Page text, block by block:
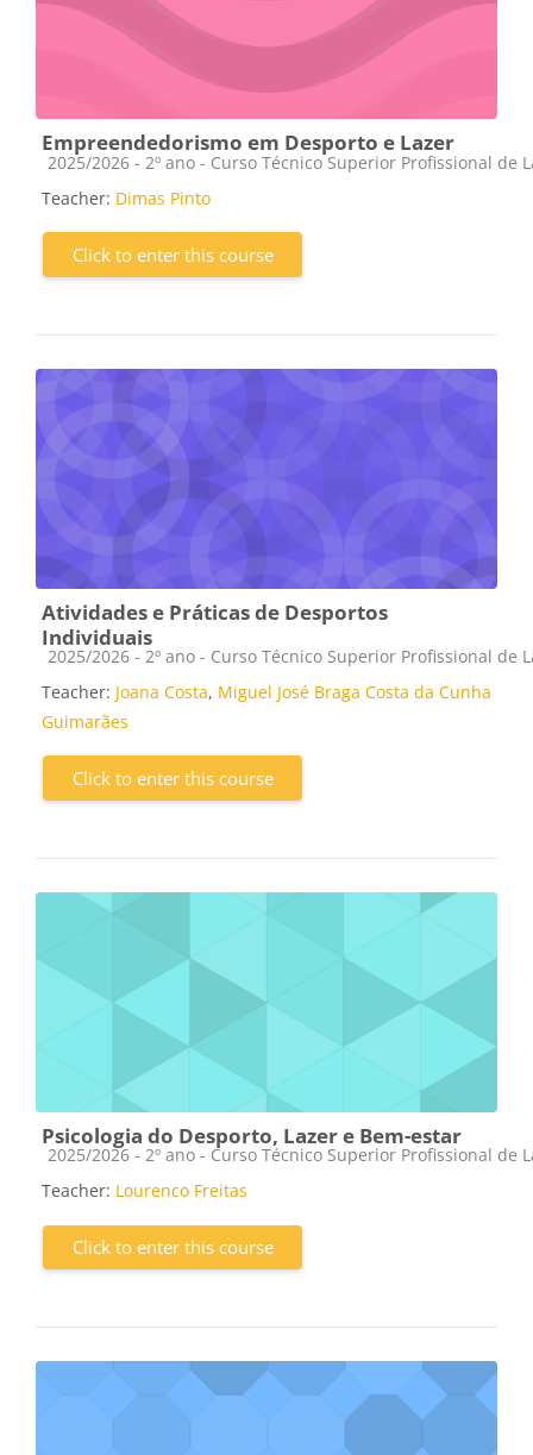
Empreendedorismo em Desporto e Lazer
Course category
2025/2026 - 2º ano - Curso Técnico Superior Profissional de
Teacher: Dimas Pinto
Click to enter this course
Atividades e Práticas de Desportos
Individuais
Course category
2025/2026 - 2º ano - Curso Técnico Superior Profissional de
Teacher: Joana Costa, Miguel José Braga Costa da Cunha
Guimarães
Click to enter this course
Psicologia do Desporto, Lazer e Bem-estar
Course category
2025/2026 - 2º ano - Curso Técnico Superior Profissional de
Teacher: Lourenco Freitas
Click to enter this course